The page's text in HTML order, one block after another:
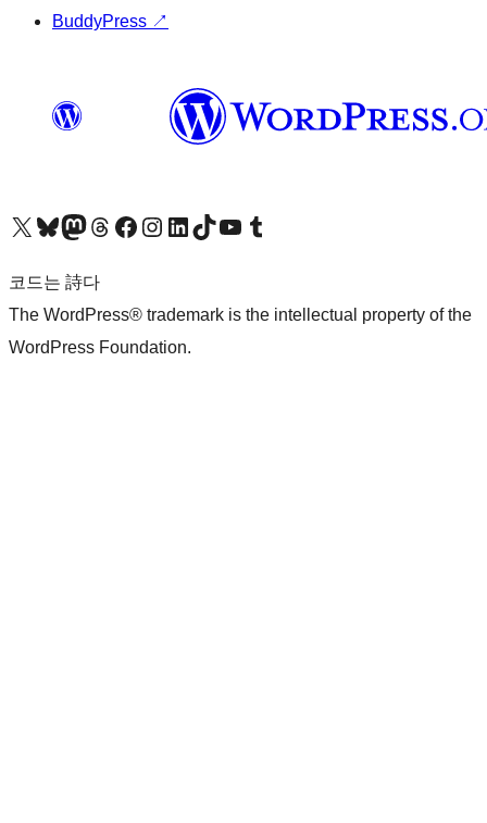
BuddyPress ↗
X(이전 트위터) 계정 방문하기블루스카이 계정 방문하기마스토돈 계정 방문하기스레드 계정 방문하기 페이스북 페이지 방문하기인스타그램 계정 방문하기 LinkedIn 계정 방문하기틱톡 계정 방문하기유튜브 채널 방문하기 텀블러 계정 방문하기
코드는 詩다
The WordPress® trademark is the intellectual property of the
WordPress Foundation.